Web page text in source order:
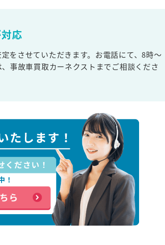
応
をさせていただきます。お電話にて、8時～
事故車買取カーネクストまでご相談くださ